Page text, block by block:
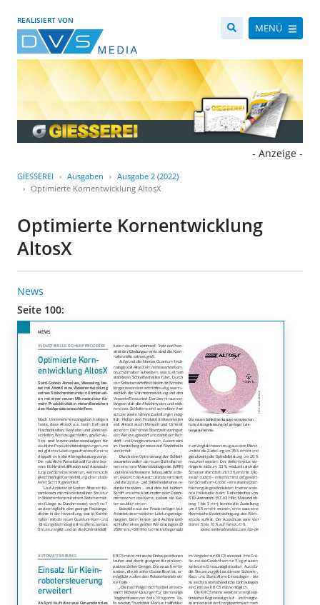
REALISIERT VON
MENÜ
- Anzeige -
GIESSEREI Ausgaben
Ausgabe 2 (2022)
Optimierte Kornentwicklung AltosX
Optimierte Kornentwicklung
AltosX
News
Seite 100: